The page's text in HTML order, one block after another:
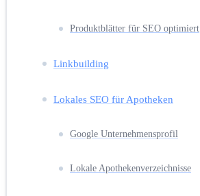
Produktblätter für SEO optimiert
Linkbuilding
Lokales SEO für Apotheken
Google Unternehmensprofil
Lokale Apothekenverzeichnisse